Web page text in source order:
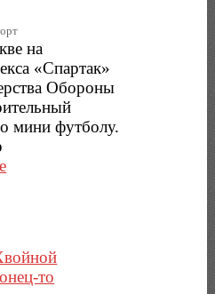
на
«Спартак»
Обороны
мини футболу.
то